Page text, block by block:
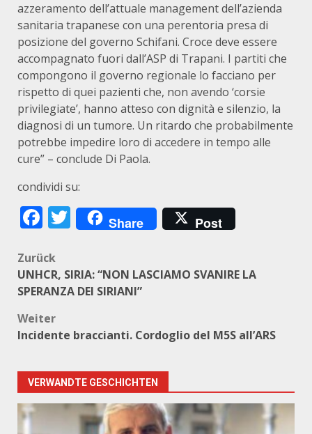
azzeramento dell’attuale management dell’azienda
sanitaria trapanese con una perentoria presa di
posizione del governo Schifani. Croce deve essere
accompagnato fuori dall’ASP di Trapani. I partiti che
compongono il governo regionale lo facciano per
rispetto di quei pazienti che, non avendo ‘corsie
privilegiate’, hanno atteso con dignità e silenzio, la
diagnosi di un tumore. Un ritardo che probabilmente
potrebbe impedire loro di accedere in tempo alle
cure” – conclude Di Paola.
condividi su:
Facebook
Twitter
Share Post
Beitragsnavigation
Zurück
UNHCR, SIRIA: “NON LASCIAMO SVANIRE LA
SPERANZA DEI SIRIANI”
Weiter
Incidente braccianti. Cordoglio del M5S all’ARS
VERWANDTE GESCHICHTEN